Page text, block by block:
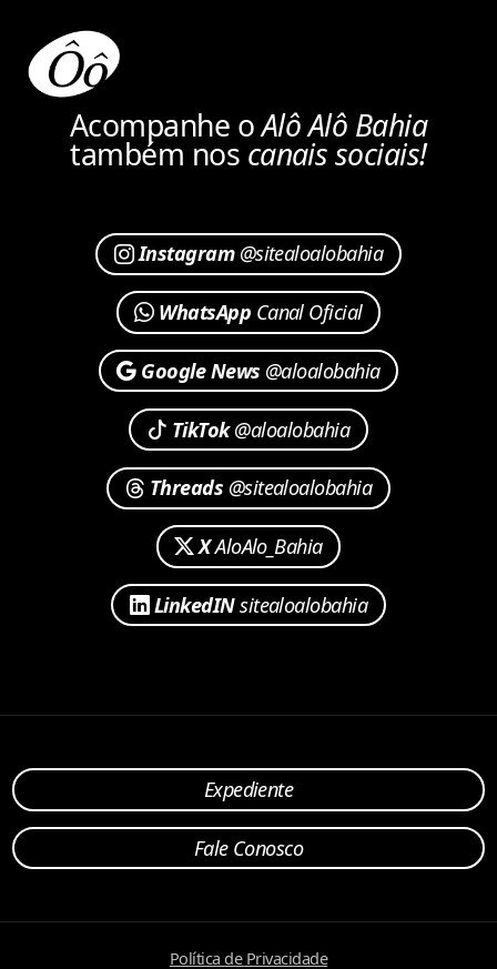
Acompanhe oAlô Alô Bahia
também nos canais sociais!
Instagram @sitealoalobahia
WhatsApp Canal Oficial
Google News @aloalobahia
TikTok @aloalobahia
Threads @sitealoalobahia
XAloAlo_Bahia
LinkedINsitealoalobahia
Expediente
Fale Conosco
Política de Privacidade